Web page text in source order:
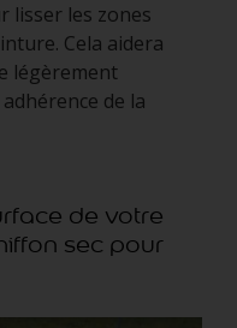
lisser les zones
Cela aidera
légèrement
de la
de votre
sec pour